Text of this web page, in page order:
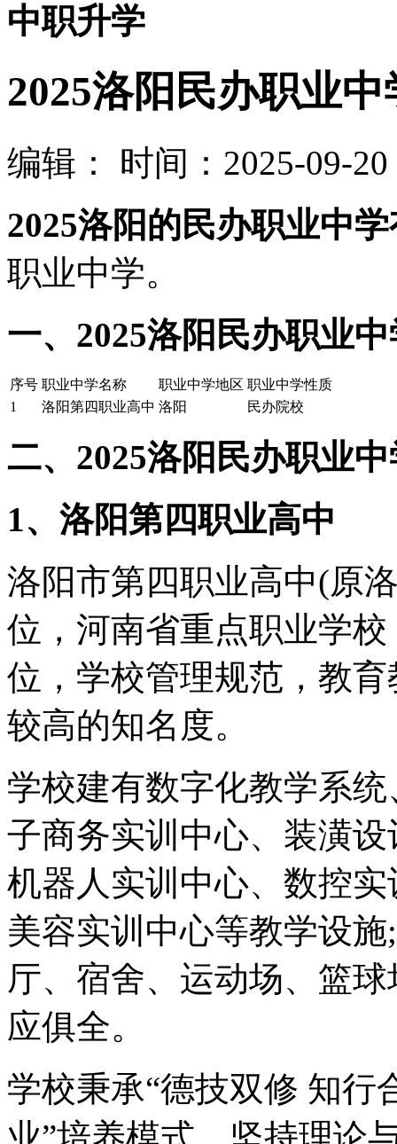
中职升学
2025洛阳民办职业
编辑：
时间：2025-09-20
2025洛阳的民办职业中
职业中学。
一、2025洛阳民办职业
序号 职业中学名称 职业中学地区 职业中学性质
1
洛阳第四职业高中 洛阳 民办院校
二、2025洛阳民办职业
1、洛阳第四职业高中
洛阳市第四职业高中(原
位，河南省重点职业学
位，学校管理规范，教
较高的知名度。
学校建有数字化教学系
子商务实训中心、装潢
机器人实训中心、数控
美容实训中心等教学设
厅、宿舍、运动场、篮
应俱全。
学校秉承“德技双修 知行
业”培养模式，坚持理论